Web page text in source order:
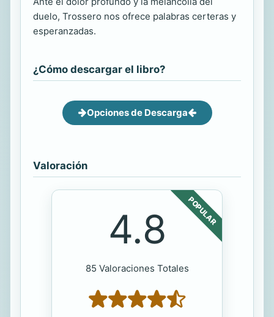
duelo, Trossero nos ofrece palabras certeras y
esperanzadas.
¿Cómo descargar el libro?
Opciones de Descarga
Valoración
POPULAR
4.8
85 Valoraciones Totales